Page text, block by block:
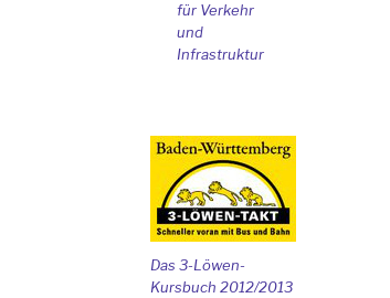
für Verkehr
und
Infrastruktur
Das 3-Löwen-
Kursbuch 2012/2013